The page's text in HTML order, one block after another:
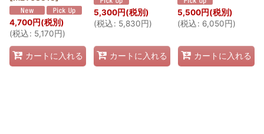
4,700円(税別)
(税込: 5,170円)
カートに入れる
5,300円(税別)
(税込: 5,830円)
カートに入れる
5,500円(税別)
(税込: 6,050円)
カートに入れる